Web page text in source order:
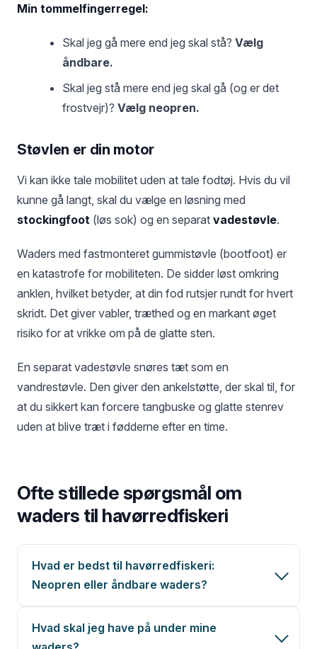
Min tommelfingerregel:
Skal jeg gå mere end jeg skal stå? Vælg
åndbare.
Skal jeg stå mere end jeg skal gå (og er det
frostvejr)? Vælg neopren.
Støvlen er din motor
Vi kan ikke tale mobilitet uden at tale fodtøj. Hvis du vil
kunne gå langt, skal du vælge en løsning med
stockingfoot (løs sok) og en separat vadestøvle.
Waders med fastmonteret gummistøvle (bootfoot) er
en katastrofe for mobiliteten. De sidder løst omkring
anklen, hvilket betyder, at din fod rutsjer rundt for hvert
skridt. Det giver vabler, træthed og en markant øget
risiko for at vrikke om på de glatte sten.
En separat vadestøvle snøres tæt som en
vandrestøvle. Den giver den ankelstøtte, der skal til, for
at du sikkert kan forcere tangbuske og glatte stenrev
uden at blive træt i fødderne efter en time.
Ofte stillede spørgsmål om
waders til havørredfiskeri
Hvad er bedst til havørredfiskeri:
Neopren eller åndbare waders?
Hvad skal jeg have på under mine